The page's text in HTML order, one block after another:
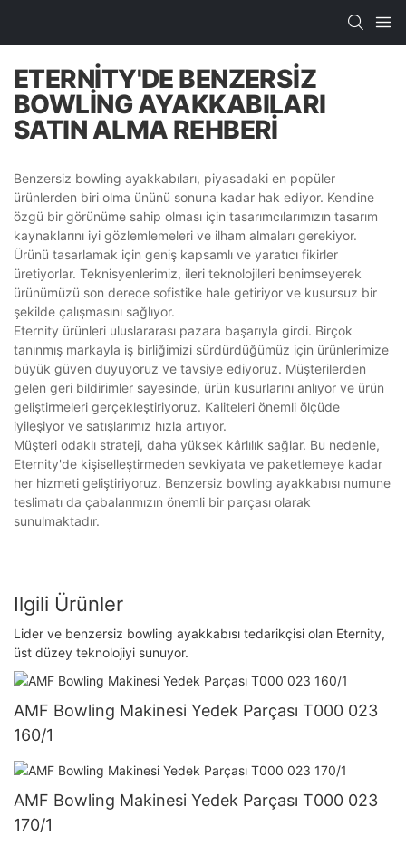
ETERNITY'DE BENZERSIZ
BOWLING AYAKKABILARI
SATIN ALMA REHBERI
Benzersiz bowling ayakkabıları, piyasadaki en popüler
ürünlerden biri olma ününü sonuna kadar hak ediyor. Kendine
özgü bir görünüme sahip olması için tasarımcılarımızın tasarım
kaynaklarını iyi gözlemlemeleri ve ilham almaları gerekiyor.
Ürünü tasarlamak için geniş kapsamlı ve yaratıcı fikirler
üretiyorlar. Teknisyenlerimiz, ileri teknolojileri benimseyerek
ürünümüzü son derece sofistike hale getiriyor ve kusursuz bir
şekilde çalışmasını sağlıyor.
Eternity ürünleri uluslararası pazara başarıyla girdi. Birçok
tanınmış markayla iş birliğimizi sürdürdüğümüz için ürünlerimize
büyük güven duyuyoruz ve tavsiye ediyoruz. Müşterilerden
gelen geri bildirimler sayesinde, ürün kusurlarını anlıyor ve ürün
geliştirmeleri gerçekleştiriyoruz. Kaliteleri önemli ölçüde
iyileşiyor ve satışlarımız hızla artıyor.
Müşteri odaklı strateji, daha yüksek kârlılık sağlar. Bu nedenle,
Eternity'de kişiselleştirmeden sevkiyata ve paketlemeye kadar
her hizmeti geliştiriyoruz. Benzersiz bowling ayakkabısı numune
teslimatı da çabalarımızın önemli bir parçası olarak
sunulmaktadır.
Ilgili Ürünler
Lider ve benzersiz bowling ayakkabısı tedarikçisi olan Eternity,
üst düzey teknolojiyi sunuyor.
AMF Bowling Makinesi Yedek Parçası T000 023
160/1
AMF Bowling Makinesi Yedek Parçası T000 023
170/1